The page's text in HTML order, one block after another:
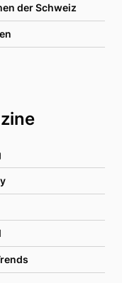
der Schweiz